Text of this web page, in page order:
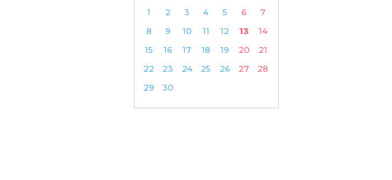
1 2 3 4 5 6
7
8
9 10 11 12 13
14
15
16 17 18 19 20
21
22
23 24 25 26 27
28
29
30